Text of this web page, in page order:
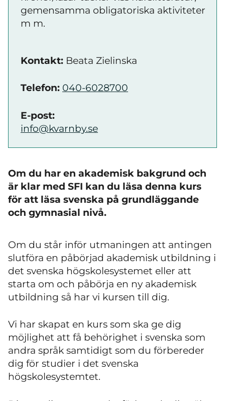
gemensamma obligatoriska aktiviteter
m m.
Kontakt: Beata Zielinska
Telefon: 040-6028700
E-post:
info@kvarnby.se
Om du har en akademisk bakgrund och
är klar med SFI kan du läsa denna kurs
för att läsa svenska på grundläggande
och gymnasial nivå.
Om du står inför utmaningen att antingen
slutföra en påbörjad akademisk utbildning i
det svenska högskolesystemet eller att
starta om och påbörja en ny akademisk
utbildning så har vi kursen till dig.
Vi har skapat en kurs som ska ge dig
möjlighet att få behörighet i svenska som
andra språk samtidigt som du förbereder
dig för studier i det svenska
högskolesystemtet.